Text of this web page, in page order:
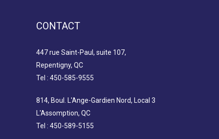
CONTACT
447 rue Saint-Paul, suite 107,
Repentigny, QC
Tel : 450-585-9555
814, Boul. L'Ange-Gardien Nord, Local 3
L'Assomption, QC
Tel : 450-589-5155